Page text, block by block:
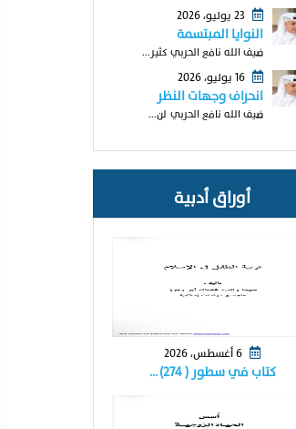
النوايا المبتسمة
ضيف الله نافع الحربي كثير...
انحراف وجهات النظر
ضيف الله نافع الحربي لن...
أوراق أدبية
كتاب في سطور ( ٢٧٤) …